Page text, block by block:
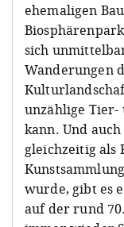
ehemaligen
sich
Wanderungen
unzählige
kann. Und
gleichzeitig als
wurde, gibt es
auf der rund